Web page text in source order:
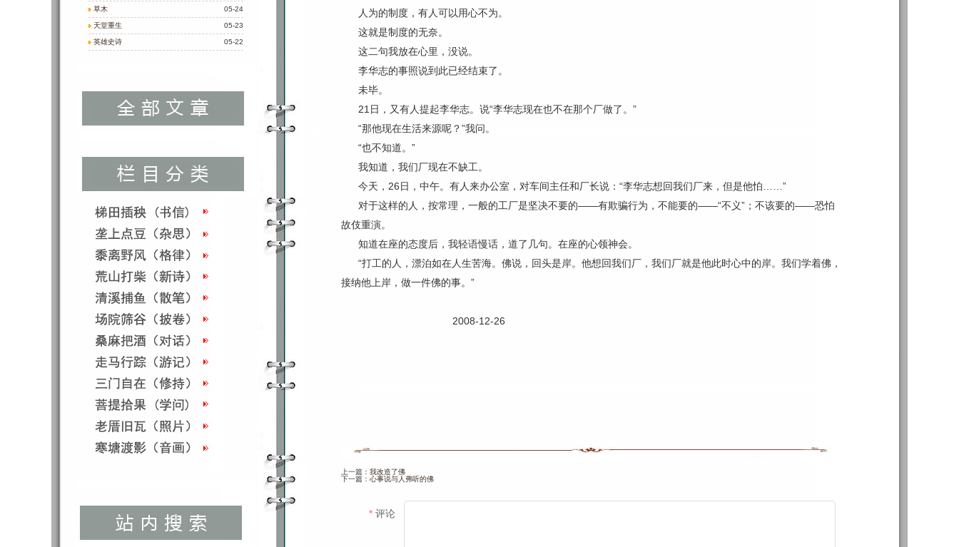
05-24
草木
05-23
天堂重生
05-22
英雄史诗
人为的制度，有人可以用心不为。
这就是制度的无奈。
这二句我放在心里，没说。
李华志的事照说到此已经结束了。
未毕。
21日，又有人提起李华志。说“李华志现在也不在那个厂做了。”
“那他现在生活来源呢？”我问。
“也不知道。”
我知道，我们厂现在不缺工。
今天，26日，中午。有人来办公室，对车间主任和厂长说：“李华志想回我们厂来，但是他怕……”
对于这样的人，按常理，一般的工厂是坚决不要的——有欺骗行为，不能要的——“不义”；不该要的——恐怕
故伎重演。
知道在座的态度后，我轻语慢话，道了几句。在座的心领神会。
“打工的人，漂泊如在人生苦海。佛说，回头是岸。他想回我们厂，我们厂就是他此时心中的岸。我们学着佛，
接纳他上岸，做一件佛的事。”
2008-12-26
上一篇： 我改造了佛
下一篇： 心事说与人弗听的佛